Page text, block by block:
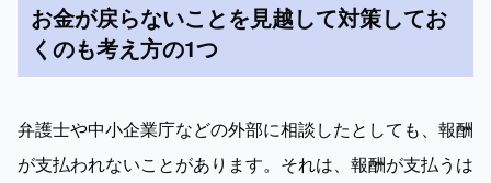
お金が戻らないことを見越して対策してお
くのも考え方の1つ
弁護士や中小企業庁などの外部に相談したとしても、報酬
が支払われないことがあります。それは、報酬が支払うは